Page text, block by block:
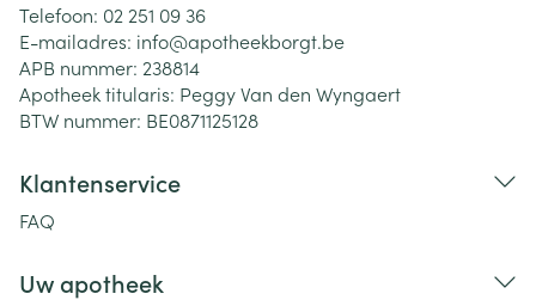
Telefoon: 02 251 09 36
E-mailadres: info@apotheekborgt.be
APB nummer: 238814
Apotheek titularis: Peggy Van den Wyngaert
BTW nummer: BE0871125128
Klantenservice
FAQ
Uw apotheek